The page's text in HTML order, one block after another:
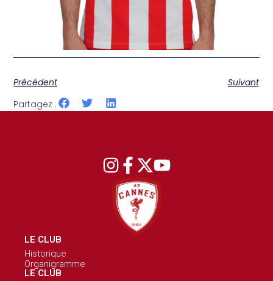
Précédent
Suivant
Partagez :
LE CLUB
Historique
Organigramme
LE CLUB